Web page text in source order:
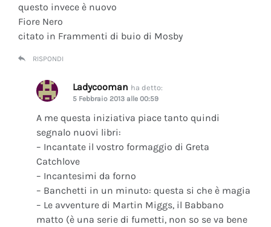
questo invece è nuovo
Fiore Nero
citato in Frammenti di buio di Mosby
RISPONDI
Ladycooman ha detto:
5 Febbraio 2013 alle 00:59
A me questa iniziativa piace tanto quindi
segnalo nuovi libri:
– Incantate il vostro formaggio di Greta
Catchlove
– Incantesimi da forno
– Banchetti in un minuto: questa si che è magia
– Le avventure di Martin Miggs, il Babbano
matto (è una serie di fumetti, non so se va bene